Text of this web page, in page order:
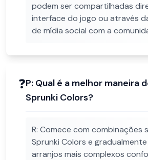
podem ser compartilhadas
interface do jogo ou através
de mídia social com a
❓P: Qual é a melhor maneira
Sprunki Colors?
R: Comece com combinações
Sprunki Colors e
arranjos mais complexos